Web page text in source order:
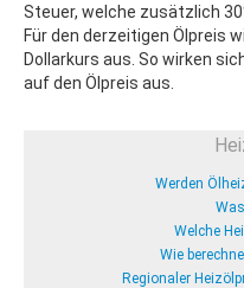
Steuer, welche zusätzlich
Für den derzeitigen Ölpreis
Dollarkurs aus. So wirken
auf den Ölpreis aus.
Werden
Welche
Wie
Regionaler